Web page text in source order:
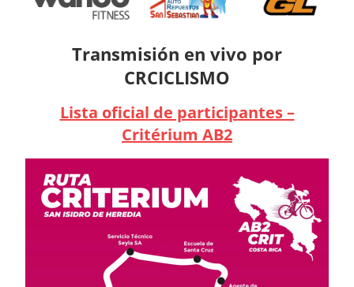
Transmisión en vivo por
CRCICLISMO
Lista oficial de participantes –
Critérium AB2